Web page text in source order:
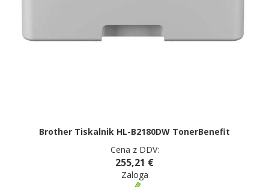
Brother Tiskalnik HL-B2180DW TonerBenefit
Cena z DDV:
255,21 €
Zaloga